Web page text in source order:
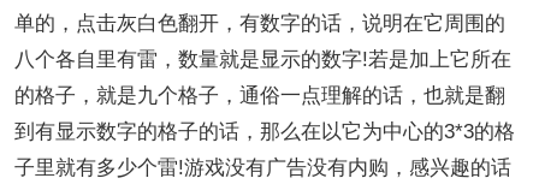
单的，点击灰白色翻开，有数字的话，说明在它周围的
八个各自里有雷，数量就是显示的数字!若是加上它所在
的格子，就是九个格子，通俗一点理解的话，也就是翻
到有显示数字的格子的话，那么在以它为中心的3*3的格
子里就有多少个雷!游戏没有广告没有内购，感兴趣的话